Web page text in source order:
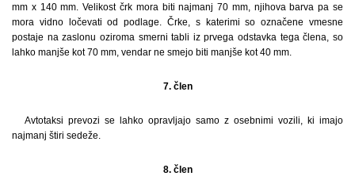
mm x 140 mm. Velikost črk mora biti najmanj 70 mm, njihova barva pa se
mora vidno ločevati od podlage. Črke, s katerimi so označene vmesne
postaje na zaslonu oziroma smerni tabli iz prvega odstavka tega člena, so
lahko manjše kot 70 mm, vendar ne smejo biti manjše kot 40 mm.
7. člen
Avtotaksi prevozi se lahko opravljajo samo z osebnimi vozili, ki imajo
najmanj štiri sedeže.
8. člen